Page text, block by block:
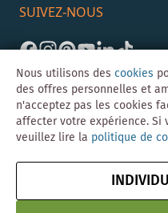
SUIVEZ-NOUS
Magento-
Nous utilisons des cookies
des offres personnelles et
n'acceptez pas les cookies
affecter votre expérience. Si
veuillez lire la politique de